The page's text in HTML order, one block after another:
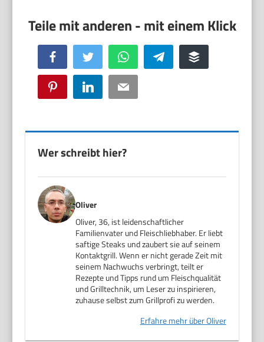
Facebook Twitter WhatsApp Telegram Buffer
Pinterest LinkedIn Email
Wer schreibt hier?
Oliver
Oliver, 36, ist leidenschaftlicher
Familienvater und Fleischliebhaber. Er liebt
saftige Steaks und zaubert sie auf seinem
Kontaktgrill. Wenn er nicht gerade Zeit mit
seinem Nachwuchs verbringt, teilt er
Rezepte und Tipps rund um Fleischqualität
und Grilltechnik, um Leser zu inspirieren,
zuhause selbst zum Grillprofi zu werden.
Erfahre mehr über Oliver